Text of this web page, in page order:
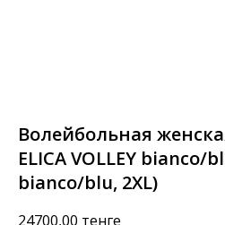
Волейбольная
ELICA VOLLEY bianco/
bianco/blu, 2XL)
24700,00 тенге